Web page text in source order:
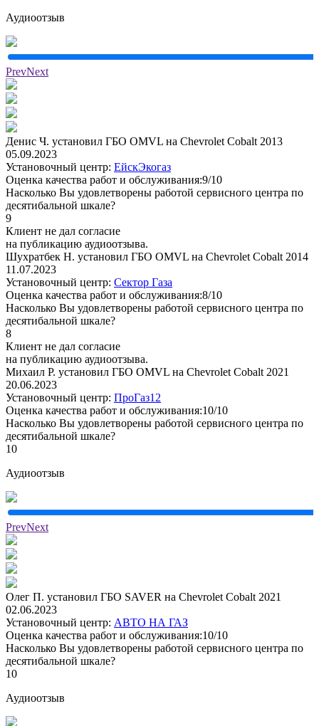
Аудиоотзыв
PrevNext
Денис Ч. установил ГБО OMVL на Chevrolet Cobalt 2013
05.09.2023
Установочный центр: ЕйскЭкогаз
Оценка качества работ и обслуживания:9/10
Насколько Вы удовлетворены работой сервисного центра по
десятибальной шкале?
9
Клиент не дал согласие
на публикацию аудиоотзыва.
Шухратбек Н. установил ГБО OMVL на Chevrolet Cobalt 2014
11.07.2023
Установочный центр: Сектор Газа
Оценка качества работ и обслуживания:8/10
Насколько Вы удовлетворены работой сервисного центра по
десятибальной шкале?
8
Клиент не дал согласие
на публикацию аудиоотзыва.
Михаил Р. установил ГБО OMVL на Chevrolet Cobalt 2021
20.06.2023
Установочный центр: ПроГаз12
Оценка качества работ и обслуживания:10/10
Насколько Вы удовлетворены работой сервисного центра по
десятибальной шкале?
10
Аудиоотзыв
PrevNext
Олег П. установил ГБО SAVER на Chevrolet Cobalt 2021
02.06.2023
Установочный центр: АВТО НА ГАЗ
Оценка качества работ и обслуживания:10/10
Насколько Вы удовлетворены работой сервисного центра по
десятибальной шкале?
10
Аудиоотзыв